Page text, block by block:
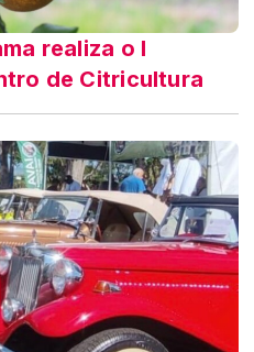
realiza o I
de Citricultura